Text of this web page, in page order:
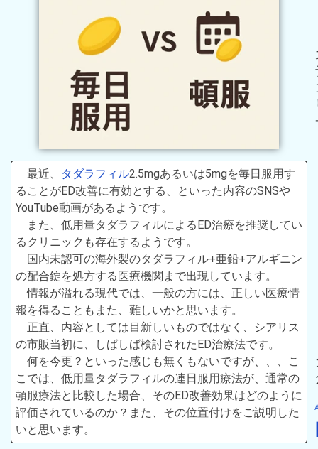
最近、 タダラフィル2.5mgあるいは5mgを毎日服用す
ることがED改善に有効とする、といった内容のSNSや
YouTube動画があるようです。
また、低用量タダラフィルによるED治療を推奨してい
るクリニックも存在するようです。
国内未認可の海外製のタダラフィル+亜鉛+アルギニン
の配合錠を処方する医療機関まで出現しています。
情報が溢れる現代では、一般の方には、正しい医療情
報を得ることもまた、難しいかと思います。
正直、内容としては目新しいものではなく、シアリス
の市販当初に、しばしば検討されたED治療法です。
何を今更？といった感じも無くもないですが、、、こ
こでは、低用量タダラフィルの連日服用療法が、通常の
頓服療法と比較した場合、そのED改善効果はどのように
評価されているのか？また、その位置付けをご説明した
いと思います。